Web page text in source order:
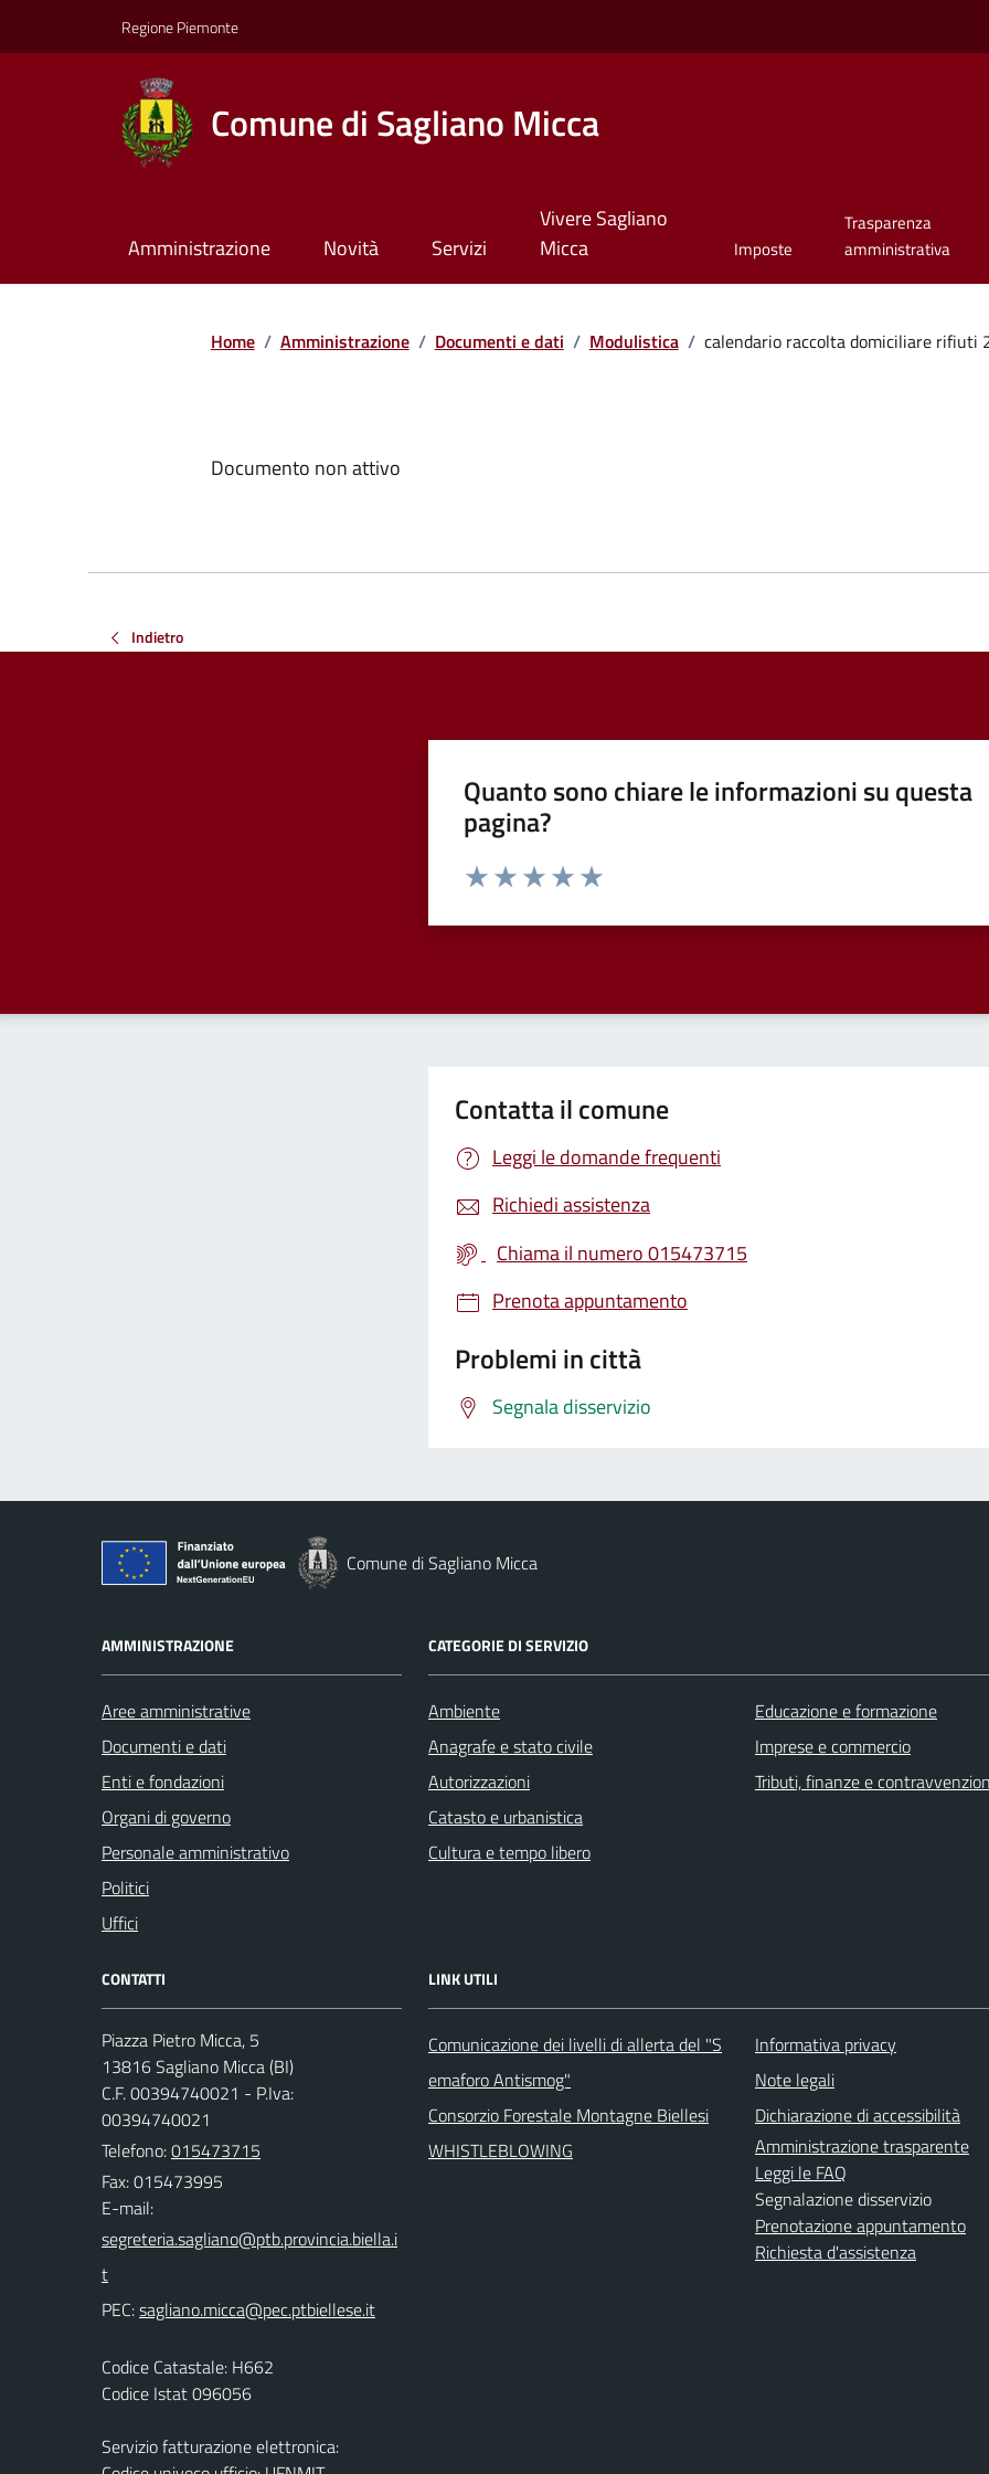
Regione Piemonte
Comune di Sagliano Micca
Amministrazione Novità Servizi
Vivere Sagliano
Micca
Imposte
Trasparenza
amministrativa
Home / Amministrazione / Documenti e dati / Modulistica / calendario raccolta domiciliare rifiuti
Documento non attivo
Indietro
Quanto sono chiare le informazioni su questa
pagina?
Valuta da 1 a 5 stelle la pagina
Contatta il comune
Leggi le domande frequenti
Richiedi assistenza
Chiama il numero 015473715
Prenota appuntamento
Problemi in città
Segnala disservizio
Comune di Sagliano Micca
AMMINISTRAZIONE
Aree amministrative
Documenti e dati
Enti e fondazioni
Organi di governo
Personale amministrativo
Politici
Uffici
CATEGORIE DI SERVIZIO
Ambiente
Anagrafe e stato civile
Autorizzazioni
Catasto e urbanistica
Cultura e tempo libero
Educazione e formazione
Imprese e commercio
Tributi, finanze e
CONTATTI
Piazza Pietro Micca, 5
13816 Sagliano Micca (BI)
C.F. 00394740021 - P.Iva:
00394740021
Telefono:015473715
Fax: 015473995
E-mail:
PEC:
Codice Catastale: H662
Codice Istat 096056
Servizio fatturazione elettronica:
LINK UTILI
Comunicazione dei livelli di allerta del "S
emaforo Antismog"
Consorzio Forestale Montagne Biellesi
WHISTLEBLOWING
Informativa privacy
Note legali
Dichiarazione di accessibilità
Amministrazione trasparente
Leggi le FAQ
Segnalazione disservizio
Prenotazione appuntamento
Richiesta d'assistenza